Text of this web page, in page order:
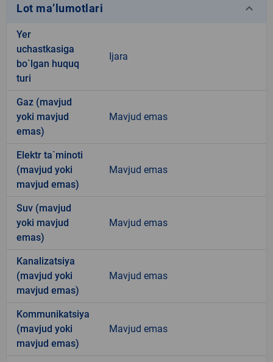
Lot ma’lumotlari keyboard_arrow_down
Yer
uchastkasiga
bo`lgan huquq
turi
Ijara
Gaz (mavjud
yoki mavjud
emas)
Mavjud emas
Elektr ta`minoti
(mavjud yoki
mavjud emas)
Mavjud emas
Suv (mavjud
yoki mavjud
emas)
Mavjud emas
Kanalizatsiya
(mavjud yoki
mavjud emas)
Mavjud emas
Kommunikatsiya
(mavjud yoki
mavjud emas)
Mavjud emas